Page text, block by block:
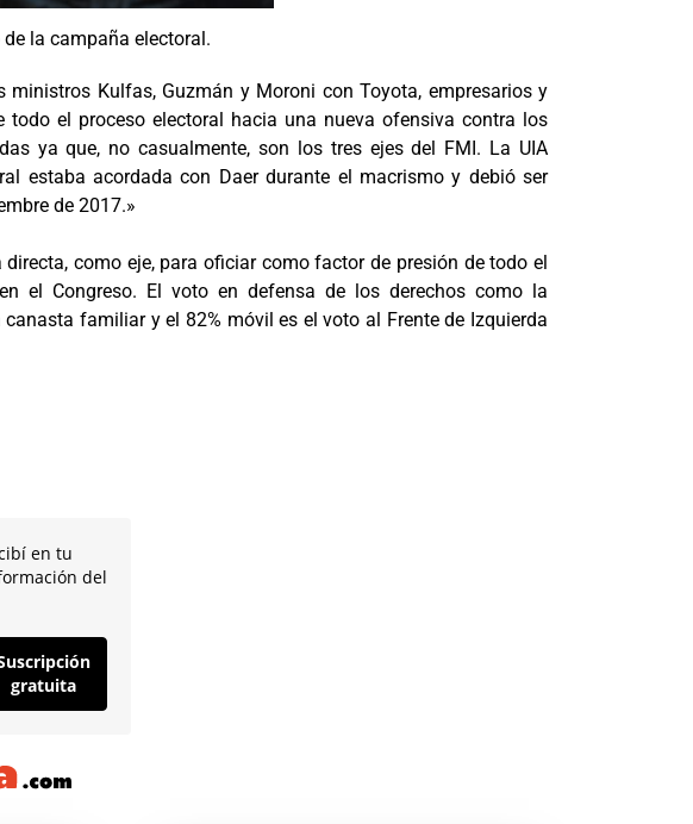
la campaña electoral.
Kulfas, Guzmán y Moroni con Toyota, empresarios y
el proceso electoral hacia una nueva ofensiva contra los
ya que, no casualmente, son los tres ejes del FMI. La UIA
estaba acordada con Daer durante el macrismo y debió ser
de 2017.»
como eje, para oficiar como factor de presión de todo el
el Congreso. El voto en defensa de los derechos como la
familiar y el 82% móvil es el voto al Frente de Izquierda
en tu
del
gratuita